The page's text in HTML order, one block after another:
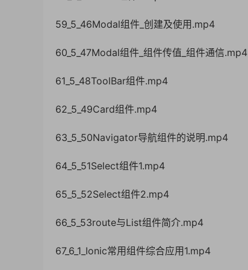
59_5_46Modal组件_创建及使用.mp4
60_5_47Modal组件_组件传值_组件通信.mp4
61_5_48ToolBar组件.mp4
62_5_49Card组件.mp4
63_5_50Navigator导航组件的说明.mp4
64_5_51Select组件1.mp4
65_5_52Select组件2.mp4
66_5_53route与List组件简介.mp4
67_6_1_Ionic常用组件综合应用1.mp4